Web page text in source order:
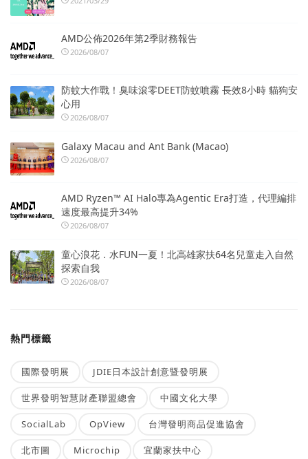
AMD公佈2026年第2季財務報告
2026/08/07
防蚊大作戰！臭味滾零DEET防蚊噴霧 長效8小時 貓狗安
心用
2026/08/07
Galaxy Macau and Ant Bank (Macao)
2026/08/07
AMD Ryzen™ AI Halo專為Agentic Era打造，代理編排
速度最高提升34%
2026/08/07
童心浪花．水FUN一夏！北高雄家扶64名兒童走入自然
探索自我
2026/08/07
熱門標籤
國際發明展 JDIE日本設計創意暨發明展
世界發明智慧財產聯盟總會 中國文化大學
SocialLab OpView 台灣發明商品促進協會
北市圖 Microchip 宜蘭家扶中心